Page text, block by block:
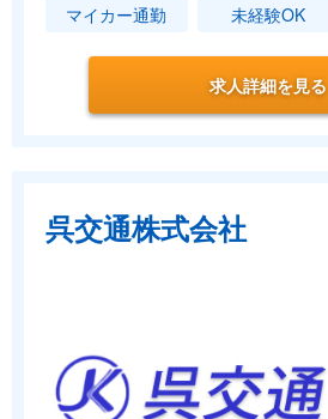
マイカー通勤
未経験OK
求人詳細を見る
呉交通株式会社